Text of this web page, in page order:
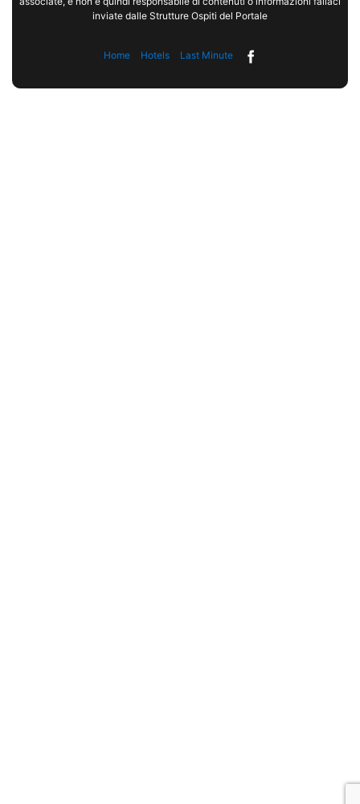
inviate dalle Strutture Ospiti del Portale
Home Hotels Last Minute